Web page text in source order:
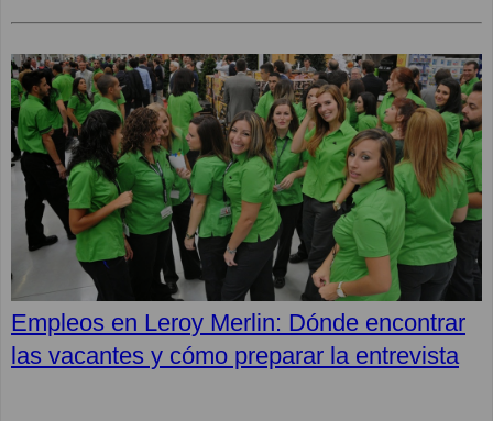
Empleos en Leroy Merlin: Dónde encontrar
las vacantes y cómo preparar la entrevista